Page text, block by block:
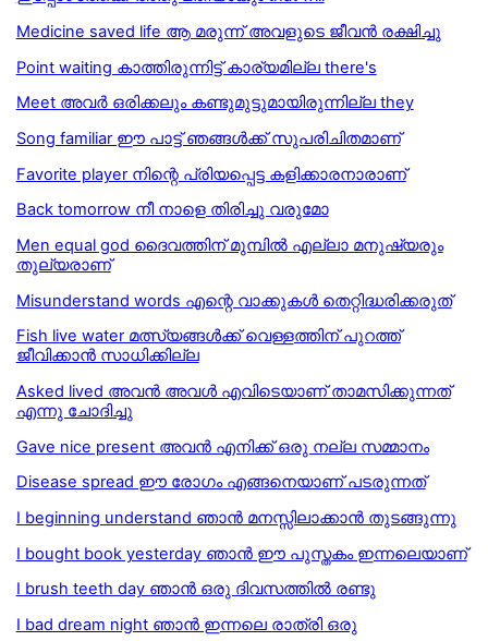
Medicine saved life ആ മരുന്ന് അവളുടെ ജീവന്‍ രക്ഷിച്ചു
Point waiting കാത്തിരുന്നിട്ട് കാര്യമില്ല there's
Meet അവര്‍ ഒരിക്കലും കണ്ടുമുട്ടുമായിരുന്നില്ല they
Song familiar ഈ പാട്ട് ഞങ്ങൾക്ക് സുപരിചിതമാണ്
Favorite player നിന്റെ പ്രിയപ്പെട്ട കളിക്കാരനാരാണ്
Back tomorrow നീ നാളെ തിരിച്ചു വരുമോ
Men equal god ദൈവത്തിന് മുമ്പിൽ എല്ലാ മനുഷ്യരും
തുല്യരാണ്
Misunderstand words എന്റെ വാക്കുകൾ തെറ്റിദ്ധരിക്കരുത്
Fish live water മത്സ്യങ്ങൾക്ക് വെള്ളത്തിന് പുറത്ത്
ജീവിക്കാൻ സാധിക്കില്ല
Asked lived അവൻ അവൾ എവിടെയാണ് താമസിക്കുന്നത്
എന്നു ചോദിച്ചു
Gave nice present അവൻ എനിക്ക് ഒരു നല്ല സമ്മാനം
Disease spread ഈ രോഗം എങ്ങനെയാണ് പടരുന്നത്
I beginning understand ഞാൻ മനസ്സിലാക്കാൻ തുടങ്ങുന്നു
I bought book yesterday ഞാൻ ഈ പുസ്തകം ഇന്നലെയാണ്
I brush teeth day ഞാൻ ഒരു ദിവസത്തിൽ രണ്ടു
I bad dream night ഞാൻ ഇന്നലെ രാത്രി ഒരു